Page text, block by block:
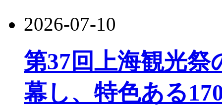
2026-07-10
第37回上海観光
幕し、特色ある